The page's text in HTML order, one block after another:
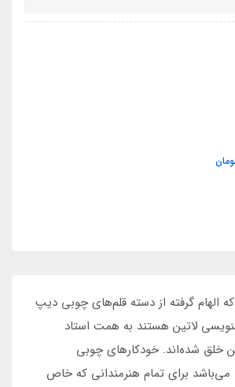
الهام گرفته از دسته قلم‌های چوبی دیپ
لاتین هستند به همت استاد
خلق شده‌اند. خودکارهای چوبی
برای تمام هنرمندانی که خاص